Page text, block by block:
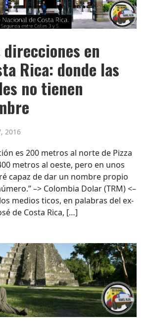
direcciones en
Rica: donde las
no tienen
2016
es 200 metros al norte de Pizza
metros al oeste, pero en unos
capaz de dar un nombre propio
–> Colombia Dolar (TRM) <–
medios ticos, en palabras del ex-
de Costa Rica, […]